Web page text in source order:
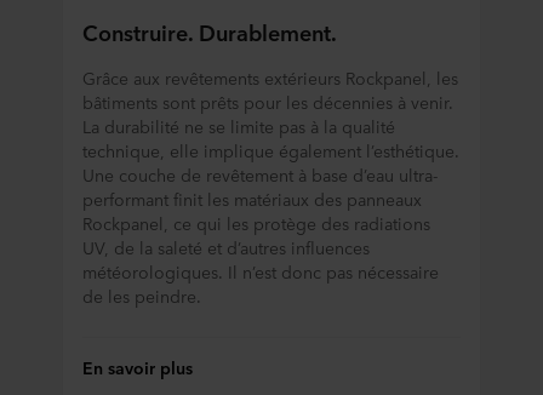
Construire. Durablement.
Grâce aux revêtements extérieurs Rockpanel, les
bâtiments sont prêts pour les décennies à venir.
La durabilité ne se limite pas à la qualité
technique, elle implique également l’esthétique.
Une couche de revêtement à base d’eau ultra-
performant finit les matériaux des panneaux
Rockpanel, ce qui les protège des radiations
UV, de la saleté et d’autres influences
météorologiques. Il n’est donc pas nécessaire
de les peindre.
En savoir plus